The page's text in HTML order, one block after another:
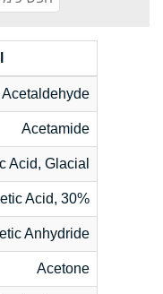
Acetaldehyde
Acetamide
Acid, Glacial
Acid, 30%
Anhydride
Acetone